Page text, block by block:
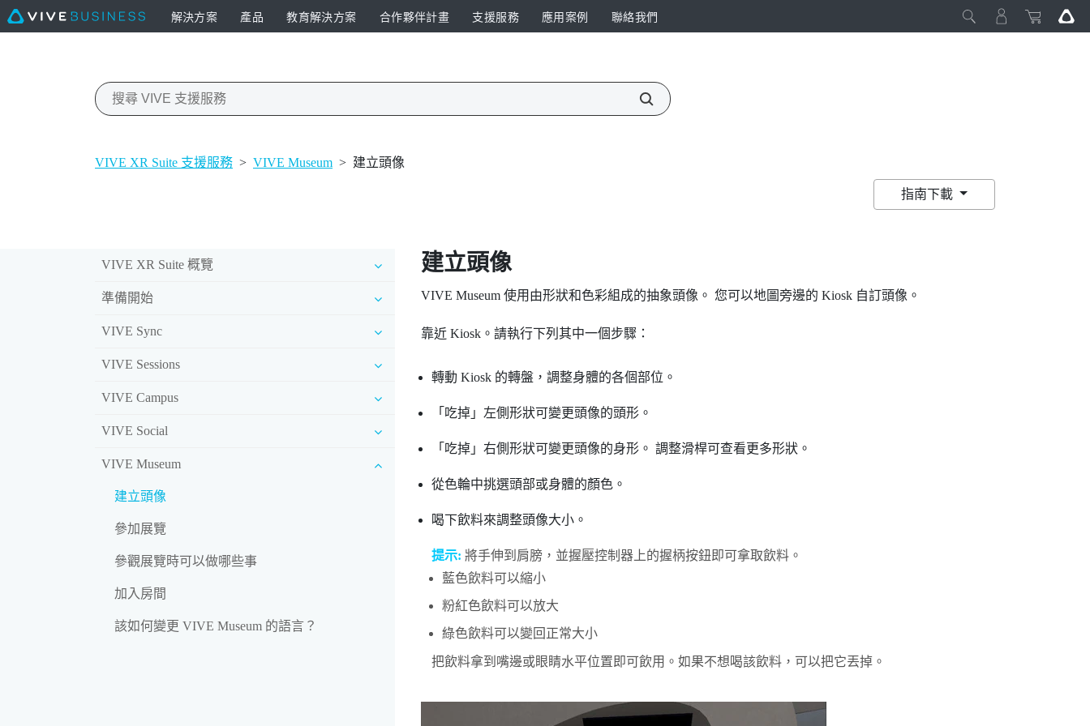
解決方案 產品 教育解決方案 合作夥伴計畫 支援服務 應用案例 聯絡我們
VIVE XR Suite 支援服務 > VIVE Museum > 建立頭像
指南下載
VIVE XR Suite 概覽
準備開始
VIVE Sync
VIVE Sessions
VIVE Campus
VIVE Social
VIVE Museum
建立頭像
參加展覽
參觀展覽時可以做哪些事
加入房間
該如何變更 VIVE Museum 的語言？
建立頭像
VIVE Museum 使用由形狀和色彩組成的抽象頭像。 您可以地圖旁邊的 Kiosk 自訂頭像。
靠近 Kiosk。請執行下列其中一個步驟：
轉動 Kiosk 的轉盤，調整身體的各個部位。
「吃掉」左側形狀可變更頭像的頭形。
「吃掉」右側形狀可變更頭像的身形。 調整滑桿可查看更多形狀。
從色輪中挑選頭部或身體的顏色。
喝下飲料來調整頭像大小。
提示: 將手伸到肩膀，並握壓控制器上的握柄按鈕即可拿取飲料。
藍色飲料可以縮小
粉紅色飲料可以放大
綠色飲料可以變回正常大小
把飲料拿到嘴邊或眼睛水平位置即可飲用。如果不想喝該飲料，可以把它丟掉。